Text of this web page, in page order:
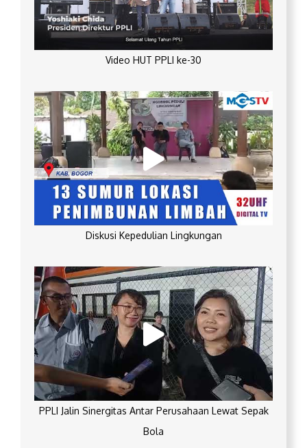
Video HUT PPLI ke-30
Diskusi Kepedulian Lingkungan
PPLI Jalin Sinergitas Antar Perusahaan Lewat Sepak
Bola